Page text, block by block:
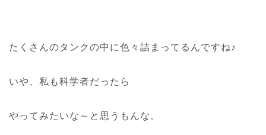
たくさんのタンクの中に色々詰まってるんですね♪
いや、私も科学者だったら
やってみたいな～と思うもんな。